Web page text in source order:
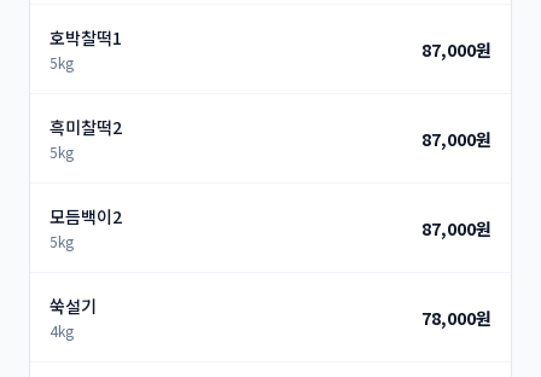
호박찰떡1
5kg
87,000원
흑미찰떡2
5kg
87,000원
모듬백이2
5kg
87,000원
쑥설기
4kg
78,000원